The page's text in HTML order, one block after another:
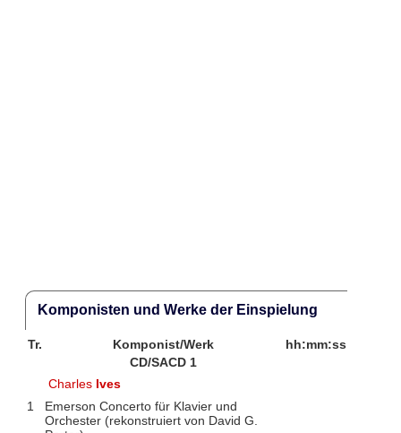
Komponisten und Werke der Einspielung
Tr. Komponist/Werk
hh:mm:ss
CD/SACD 1
Charles Ives
1
Emerson Concerto für Klavier und
Orchester (rekonstruiert von David G.